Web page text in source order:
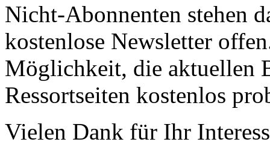
Nicht-Abonnenten stehen
kostenlose Newsletter
Möglichkeit, die aktuellen
Ressortseiten kostenlos
Vielen Dank für Ihr